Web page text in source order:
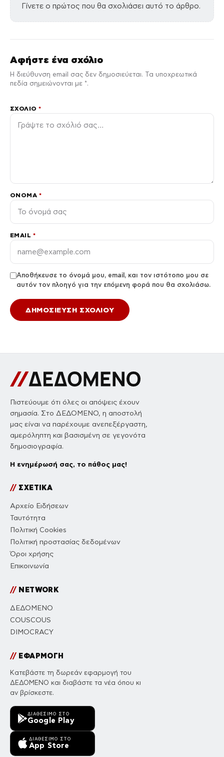
Γίνετε ο πρώτος που θα σχολιάσει αυτό το άρθρο.
Αφήστε ένα σχόλιο
Η διεύθυνση email σας δεν δημοσιεύεται. Τα υποχρεωτικά
πεδία σημειώνονται με *.
ΣΧΌΛΙΟ*
ΌΝΟΜΑ *
EMAIL *
Αποθήκευσε το όνομά μου, email, και τον ιστότοπο μου σε
αυτόν τον πλοηγό για την επόμενη φορά που θα σχολιάσω.
Πιστεύουμε ότι όλες οι απόψεις έχουν
σημασία. Στο ΔΕΔΟΜΕΝΟ, η αποστολή
μας είναι να παρέχουμε ανεπεξέργαστη,
αμερόληπτη και βασισμένη σε γεγονότα
δημοσιογραφία.
Η ενημέρωσή σας, το πάθος μας!
//ΣΧΕΤΙΚΑ
Αρχείο Ειδήσεων
Ταυτότητα
Πολιτική Cookies
Πολιτική προστασίας δεδομένων
Όροι χρήσης
Επικοινωνία
//NETWORK
ΔΕΔΟΜΕΝΟ
COUSCOUS
DIMOCRACY
//ΕΦΑΡΜΟΓΗ
Κατεβάστε τη δωρεάν εφαρμογή του
ΔΕΔΟΜΕΝΟ και διαβάστε τα νέα όπου κι
αν βρίσκεστε.
ΔΙΑΘΈΣΙΜΟ ΣΤΟ
Google Play
ΔΙΑΘΈΣΙΜΟ ΣΤΟ
App Store